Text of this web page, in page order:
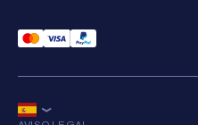
Mastercard Payment
Visa Payment
Paypal Payment